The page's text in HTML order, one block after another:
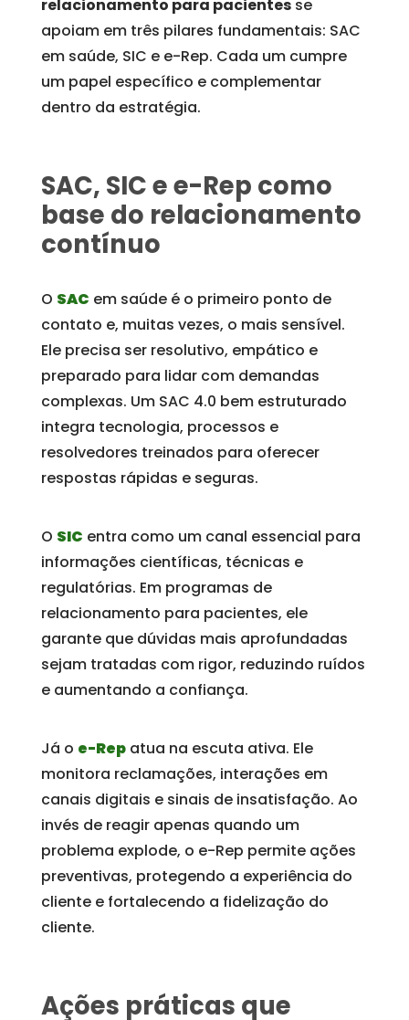
relacionamento para pacientesse
apoiam em três pilares fundamentais: SAC
em saúde, SIC e e-Rep. Cada um cumpre
um papel específico e complementar
dentro da estratégia.
SAC, SIC e e-Rep como
base do relacionamento
contínuo
O SAC em saúde é o primeiro ponto de
contato e, muitas vezes, o mais sensível.
Ele precisa ser resolutivo, empático e
preparado para lidar com demandas
complexas. Um SAC 4.0 bem estruturado
integra tecnologia, processos e
resolvedores treinados para oferecer
respostas rápidas e seguras.
O SIC entra como um canal essencial para
informações científicas, técnicas e
regulatórias. Em programas de
relacionamento para pacientes, ele
garante que dúvidas mais aprofundadas
sejam tratadas com rigor, reduzindo ruídos
e aumentando a confiança.
Já o e-Repatua na escuta ativa. Ele
monitora reclamações, interações em
canais digitais e sinais de insatisfação. Ao
invés de reagir apenas quando um
problema explode, o e-Rep permite ações
preventivas, protegendo a experiência do
cliente e fortalecendo a fidelização do
cliente.
Ações práticas que